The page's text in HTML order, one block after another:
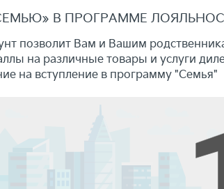
В ПРОГРАММЕ
позволит Вам и Вашим
на различные товары и услуги
на вступление в программу "Семья"